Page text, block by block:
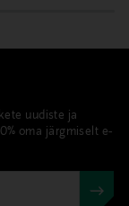
uudiste ja
oma järgmiselt e-